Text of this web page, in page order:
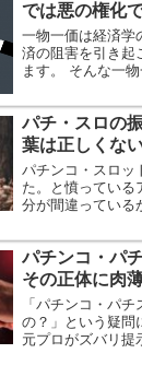
では悪の権化
一物一価は経済学
済の阻害を引き起
ます。 そんな一
感じることが出来
本的な考え方から
ています。
パチ・スロの
葉は正しくな
パチンコ・スロッ
た。と憤っている
分が間違っている
妄想を生まないた
います。
パチンコ・パ
その正体に肉薄
「パチンコ・パ
の？」という疑問
元プロがズバリ提